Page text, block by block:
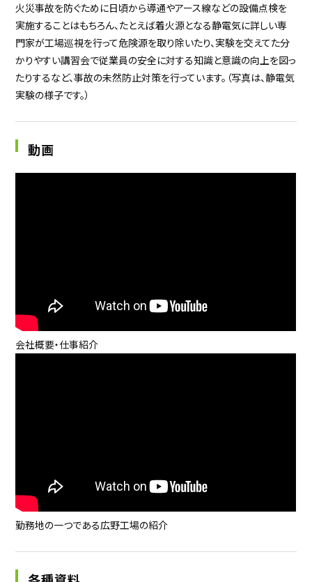
火災事故を防ぐために日頃から導通やアース線などの設備点検を
実施することはもちろん、たとえば着火源となる静電気に詳しい専
門家が工場巡視を行って危険源を取り除いたり、実験を交えてた分
かりやすい講習会で従業員の安全に対する知識と意識の向上を図っ
たりするなど、事故の未然防止対策を行っています。（写真は、静電気
実験の様子です。）
動画
会社概要・仕事紹介
勤務地の一つである広野工場の紹介